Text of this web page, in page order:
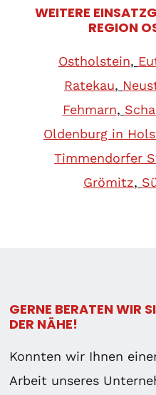
WEITERE
REGION
Ostholstein,
Ratekau,
Fehmarn,
Oldenburg in
Timmendorfer
Grömitz,
GERNE BERATEN WIR
DER NÄHE!
Konnten wir Ihnen
Arbeit unseres